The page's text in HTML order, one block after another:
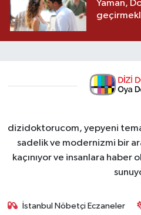
Yaman,
dizidoktorucom, yepyeni
sadelik ve modernizmi bir
kaçınıyor ve insanlara haber
İstanbul Nöbetçi Eczaneler